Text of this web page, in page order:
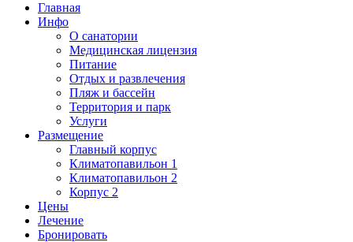
Главная
Инфо
О санатории
Медицинская лицензия
Питание
Отдых и развлечения
Пляж и бассейн
Территория и парк
Услуги
Размещение
Главный корпус
Климатопавильон 1
Климатопавильон 2
Корпус 2
Цены
Лечение
Бронировать